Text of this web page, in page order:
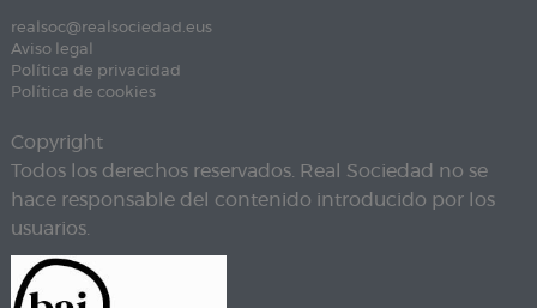
realsoc@realsociedad.eus
Aviso legal
Política de privacidad
Política de cookies
Copyright
Todos los derechos reservados. Real Sociedad no se
hace responsable del contenido introducido por los
usuarios.